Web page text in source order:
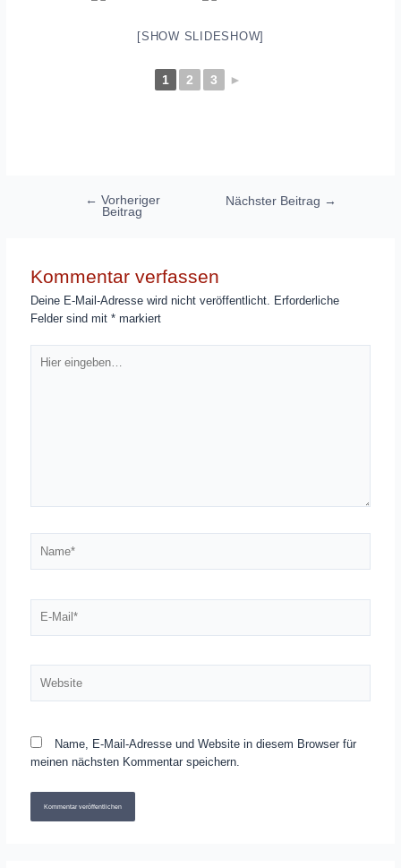
[SHOW SLIDESHOW]
1 2 3 ►
Beitragsnavigation
← Vorheriger
Beitrag
Nächster Beitrag →
Kommentar verfassen
Deine E-Mail-Adresse wird nicht veröffentlicht. Erforderliche
Felder sind mit* markiert
eingeben…
Mail*
Name, E-Mail-Adresse und Website in diesem Browser für
meinen nächsten Kommentar speichern.